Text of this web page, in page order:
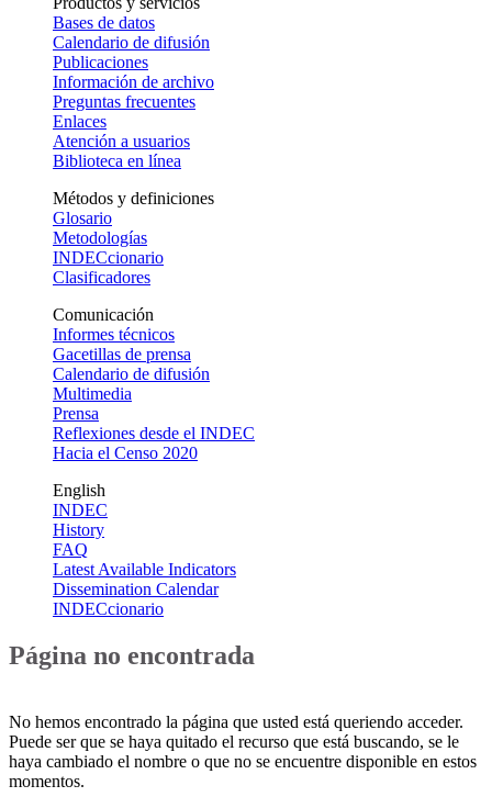
Bases de datos
Calendario de difusión
Publicaciones
Información de archivo
Preguntas frecuentes
Enlaces
Atención a usuarios
Biblioteca en línea
Métodos y definiciones
Glosario
Metodologías
INDECcionario
Clasificadores
Comunicación
Informes técnicos
Gacetillas de prensa
Calendario de difusión
Multimedia
Prensa
Reflexiones desde el INDEC
Hacia el Censo 2020
English
INDEC
History
FAQ
Latest Available Indicators
Dissemination Calendar
INDECcionario
Página no encontrada
No hemos encontrado la página que usted está queriendo acceder.
Puede ser que se haya quitado el recurso que está buscando, se le
haya cambiado el nombre o que no se encuentre disponible en estos
momentos.